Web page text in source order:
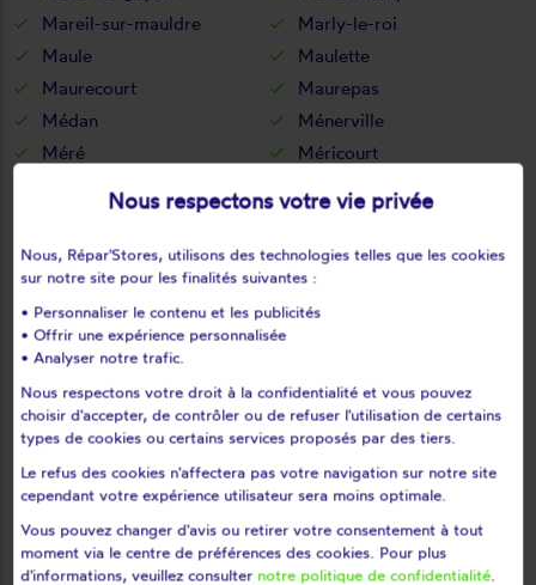
Mareil-sur-mauldre
Marly-le-roi
Maule
Maulette
Maurecourt
Maurepas
Médan
Ménerville
Méré
Méricourt
Mézy-sur-seine
Millemont
Milon-la-chapelle
Mittainville
Moisson
Mondreville
Montainville
Montalet-le-bois
Montchauvet
Morainvilliers
Mousseaux-sur-seine
Mulcent
Neauphle-le-château
Neauphle-le-vieux
Neauphlette
Nézel
Noisy-le-roi
Oinville-sur-montcient
Orcemont
Orgerus
Orgeval
Nous respectons votre vie privée
Nous, Répar'Stores, utilisons des technologies telles que les cookies
sur notre site pour les finalités suivantes :
• Personnaliser le contenu et les publicités
• Offrir une expérience personnalisée
• Analyser notre trafic.
Nous respectons votre droit à la confidentialité et vous pouvez
choisir d'accepter, de contrôler ou de refuser l'utilisation de certains
types de cookies ou certains services proposés par des tiers.
Le refus des cookies n'affectera pas votre navigation sur notre site
cependant votre expérience utilisateur sera moins optimale.
Vous pouvez changer d'avis ou retirer votre consentement à tout
moment via le centre de préférences des cookies. Pour plus
d'informations, veuillez consulter notre politique de confidentialité.